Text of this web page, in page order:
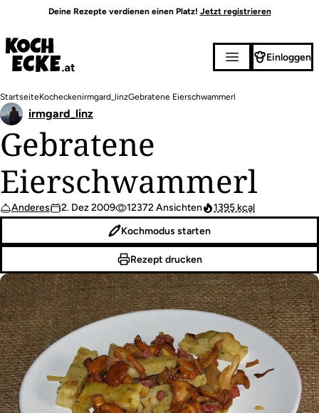
Inhalt
Deine Rezepte verdienen einen Platz! Jetzt registrieren
Einloggen
Pfadnavigation
StartseiteKocheckenirmgard_linzGebratene Eierschwammerl
Gebratene
Eierschwammerl
Anderes 2. Dez 2009 12372 Ansichten 1395 kcal
irmgard_linz
Kochmodus starten
Rezept drucken